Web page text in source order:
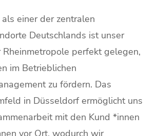
einer der zentralen
Deutschlands ist unser
perfekt gelegen,
im Betrieblichen
zu fördern. Das
in Düsseldorf ermöglicht uns
mit den Kund *innen